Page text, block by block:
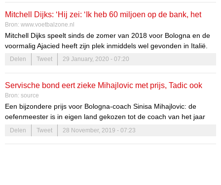
kaartje voor de oefenwedstrijd te kopen.
Mitchell Dijks: ‘Hij zei: ‘Ik heb 60 miljoen op de bank, het
boeit mij niet’’
Bron: www.voetbalzone.nl
Mitchell Dijks speelt sinds de zomer van 2018 voor Bologna en de
voormalig Ajacied heeft zijn plek inmiddels wel gevonden in Italië.
De linksback werkte in zijn eerste halfjaar bij i Rossoblu nog samen
met AC Milan-icoon Filippo Inzaghi en dat was geen onverdeeld
Delen Tweet 29 January, 2020 - 07:20
Servische bond eert zieke Mihajlovic met prijs, Tadic ook
winnaar
Bron: source
Een bijzondere prijs voor Bologna-coach Sinisa Mihajlovic: de
oefenmeester is in eigen land gekozen tot de coach van het jaar
2019. De Servische trainer kampt momenteel met de kankervorm
leukemie, maar is desondanks aangebleven bij de Serie A-club. Dat
Delen Tweet 28 November, 2019 - 07:23